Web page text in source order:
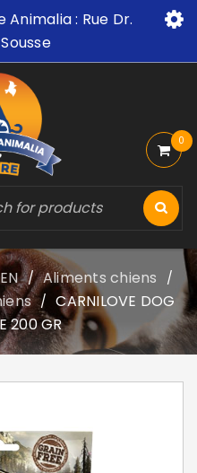
: Rue Dr.
0
/ Aliments chiens /
/ CARNILOVE DOG
200 GR